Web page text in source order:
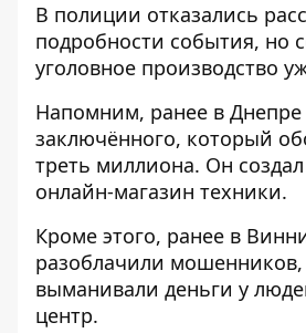
В полиции отказались
подробности события, но
уголовное производство
Напомним, ранее в Днепре
заключённого, который
треть миллиона. Он
онлайн-магазин техники.
Кроме этого, ранее в
разоблачили
выманивали деньги у
центр.